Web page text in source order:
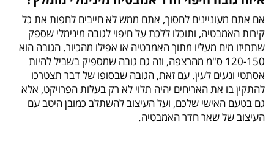
אם אתם מעוניינים לחסוך, אתם ממש לא חייבים לחפות את כל
קירות האמבטיה, ותוכלו ללכת על חיפוי לגובה מינימלי שספק
שתתיזו מים מעליו מתוך האמבטיה או אפילו מהכיור. הגובה הוא
120-150 ס"מ מהרצפה, וזה גם גובה שמספיק בשביל להיות
אסתטי ונעים לעין. עם זאת, הגובה שבסופו של דבר תצטרכו
להתקין בו את האריחים יהיה תלוי לא רק בעלות הפרויקט, אלא
גם בטעם האישי שלכם, ועל העיצוב להשתלב כמובן היטב עם
העיצוב של שאר חדר האמבטיה.